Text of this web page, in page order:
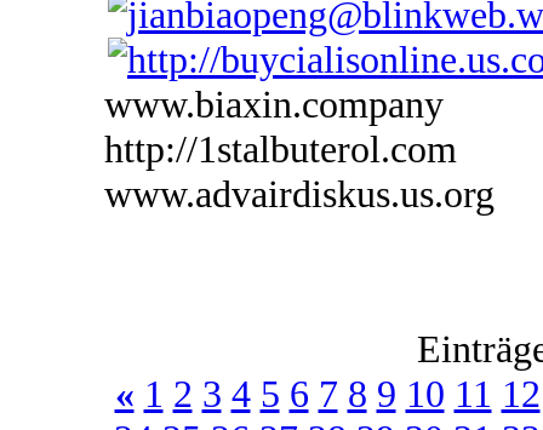
www.biaxin.company
http://1stalbuterol.com
www.advairdiskus.us.org
« 1 2 3 4 5 6 7 8 9 10 11 12